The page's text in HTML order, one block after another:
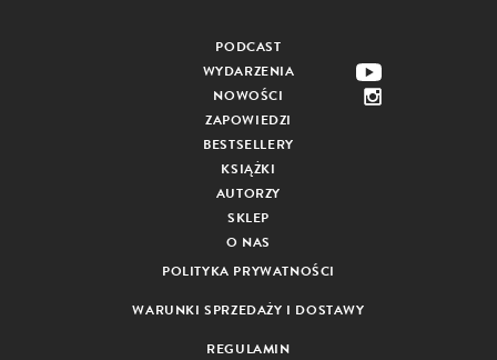
PODCAST
WYDARZENIA
NOWOŚCI
ZAPOWIEDZI
BESTSELLERY
KSIĄŻKI
AUTORZY
SKLEP
O NAS
POLITYKA PRYWATNOŚCI
WARUNKI SPRZEDAŻY I DOSTAWY
REGULAMIN